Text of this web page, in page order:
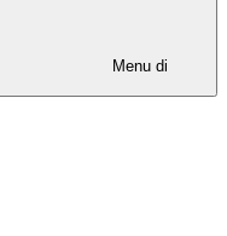
Menu di